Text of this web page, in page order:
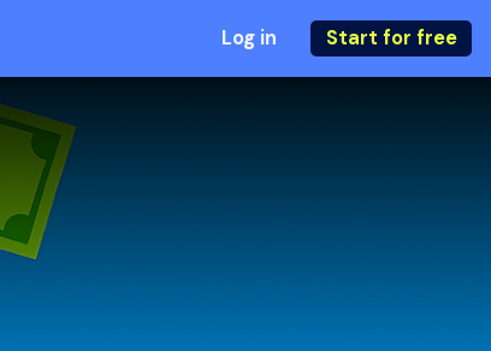
Log in Start for free